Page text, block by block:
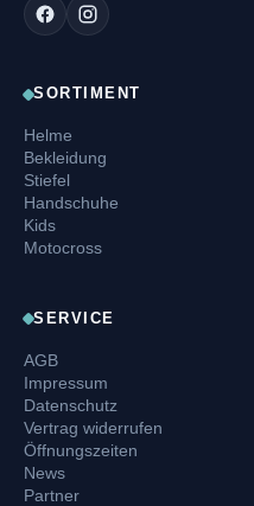
SORTIMENT
Helme
Bekleidung
Stiefel
Handschuhe
Kids
Motocross
SERVICE
AGB
Impressum
Datenschutz
Vertrag widerrufen
Öffnungszeiten
News
Partner